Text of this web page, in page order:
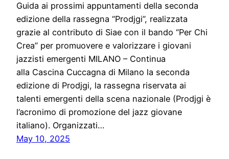
Guida ai prossimi appuntamenti della seconda
edizione della rassegna “Prodjgi”, realizzata
grazie al contributo di Siae con il bando “Per Chi
Crea” per promuovere e valorizzare i giovani
jazzisti emergenti MILANO – Continua
alla Cascina Cuccagna di Milano la seconda
edizione di Prodjgi, la rassegna riservata ai
talenti emergenti della scena nazionale (Prodjgi è
l’acronimo di promozione del jazz giovane
italiano). Organizzati…
May 10, 2025